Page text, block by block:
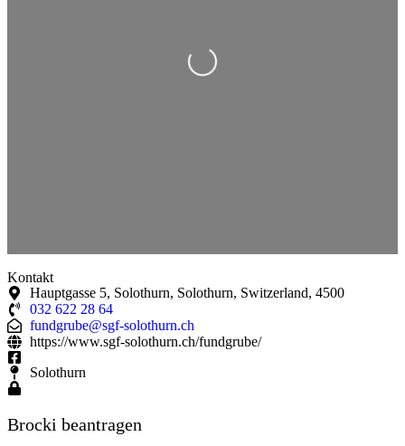
Wird geladen …
Kontakt
Hauptgasse 5, Solothurn, Solothurn, Switzerland, 4500
032 622 28 64
fundgrube@sgf-solothurn.ch
https://www.sgf-solothurn.ch/fundgrube/
Solothurn
Brocki beantragen